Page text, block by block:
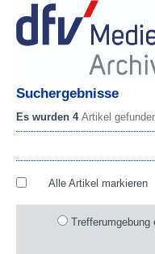
Suchergebnisse
Es wurden 4 Artikel
Alle Artikel markieren
Trefferumgebung